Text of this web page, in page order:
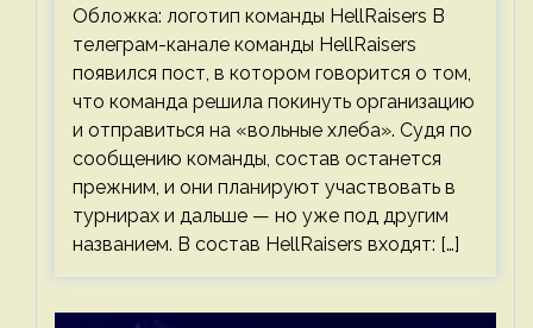
Обложка: логотип команды HellRaisers В
телеграм-канале команды HellRaisers
появился пост, в котором говорится о том,
что команда решила покинуть организацию
и отправиться на «вольные хлеба». Судя по
сообщению команды, состав останется
прежним, и они планируют участвовать в
турнирах и дальше — но уже под другим
названием. В состав HellRaisers входят: […]